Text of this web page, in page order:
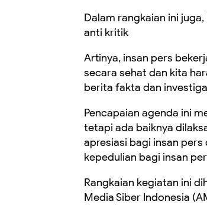
Dalam rangkaian ini
anti kritik
Artinya, insan pers
secara sehat dan kita
berita fakta dan
Pencapaian agenda ini
tetapi ada baiknya
apresiasi bagi insan
kepedulian bagi insan
Rangkaian kegiatan ini
Media Siber Indonesia